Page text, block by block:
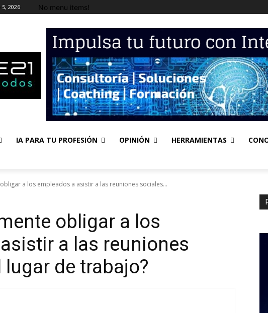
2026 No menu items!
IA PARA TU PROFESIÓN OPINIÓN HERRAMIENTAS
a los empleados a asistir a las reuniones sociales...
obligar a los
a las reuniones
de trabajo?